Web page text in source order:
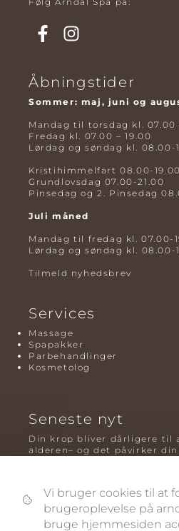
Åbningstider
Sommer: maj, juni og
Mandag til torsdag kl. 07.00
Fredag kl. 07.00 – 19.00
Lørdag og søndag kl. 08.00-
Kristihimmelfart 08.00-19.00
Grundlovsdag 07.00-21.00
Pinsedag og 2. Pinsedag
Juli måned
Mandag til fredag kl. 07.00-
Lørdag og søndag kl. 08.00-
Tilmeld nyhedsbrev
Services
Massage
Spapakker
Parbehandlinger
Kosmetolog
Seneste nyt
Din krop bliver dårligere til
alderen– og det påvirker
Plyometrisk træning:
af det mest oversete for
Vi bruger cookies til at
brugeroplevelse på
bruge hjemmesiden